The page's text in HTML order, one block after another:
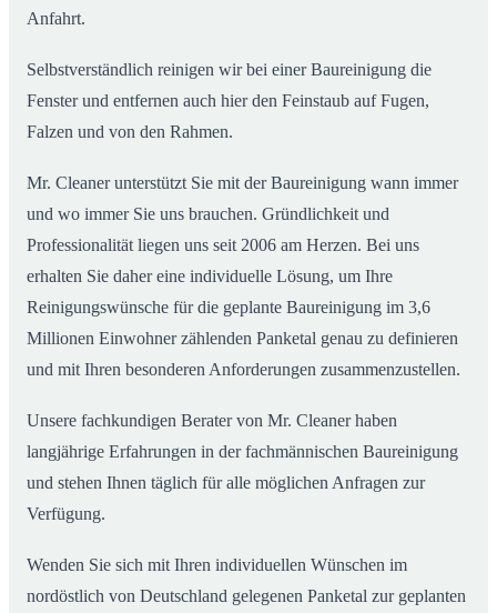
Anfahrt.
Selbstverständlich reinigen wir bei einer Baureinigung die
Fenster und entfernen auch hier den Feinstaub auf Fugen,
Falzen und von den Rahmen.
Mr. Cleaner unterstützt Sie mit der Baureinigung wann immer
und wo immer Sie uns brauchen. Gründlichkeit und
Professionalität liegen uns seit 2006 am Herzen. Bei uns
erhalten Sie daher eine individuelle Lösung, um Ihre
Reinigungswünsche für die geplante Baureinigung im 3,6
Millionen Einwohner zählenden Panketal genau zu definieren
und mit Ihren besonderen Anforderungen zusammenzustellen.
Unsere fachkundigen Berater von Mr. Cleaner haben
langjährige Erfahrungen in der fachmännischen Baureinigung
und stehen Ihnen täglich für alle möglichen Anfragen zur
Verfügung.
Wenden Sie sich mit Ihren individuellen Wünschen im
nordöstlich von Deutschland gelegenen Panketal zur geplanten